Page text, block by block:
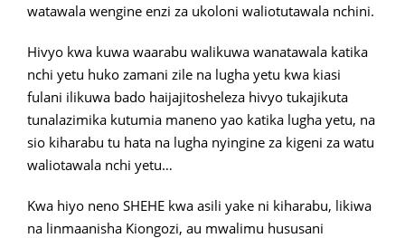
watawala wengine enzi za ukoloni waliotutawala nchini.
Hivyo kwa kuwa waarabu walikuwa wanatawala katika
nchi yetu huko zamani zile na lugha yetu kwa kiasi
fulani ilikuwa bado haijajitosheleza hivyo tukajikuta
tunalazimika kutumia maneno yao katika lugha yetu, na
sio kiharabu tu hata na lugha nyingine za kigeni za watu
waliotawala nchi yetu…
Kwa hiyo neno SHEHE kwa asili yake ni kiharabu, likiwa
na linmaanisha Kiongozi, au mwalimu hususani